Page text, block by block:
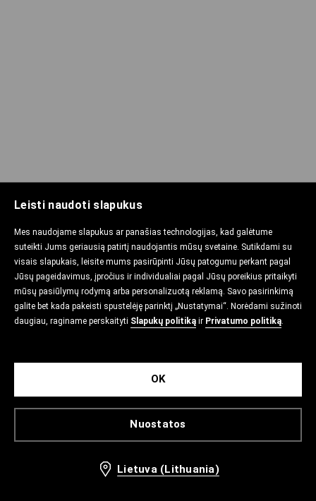
Leisti naudoti slapukus
Mes naudojame slapukus ar panašias technologijas, kad galėtume
suteikti Jums geriausią patirtį naudojantis mūsų svetaine. Sutikdami su
visais slapukais, leisite mums pasirūpinti Jūsų patogumu perkant pagal
Jūsų pageidavimus, įpročius ir individualiai pagal Jūsų poreikius pritaikyti
mūsų pasiūlymų rodymą arba personalizuotą reklamą. Savo pasirinkimą
galite bet kada pakeisti spustelėję parinktį „Nustatymai“. Norėdami sužinoti
daugiau, raginame perskaityti Slapukų politiką ir Privatumo politiką.
Nuostatos
OK
Lietuva (Lithuania)